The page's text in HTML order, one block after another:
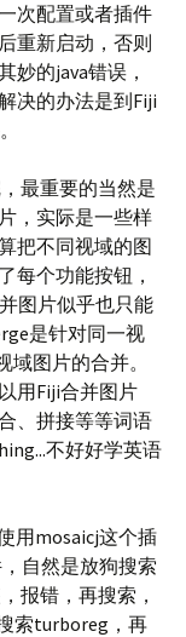
次配置或者插件
重新启动，否则
妙的java错误，
决的办法是到Fiji
最重要的当然是
，实际是一些样
把不同视域的图
每个功能按钮，
图片似乎也只能
是针对同一视
图片的合并。
用Fiji合并图片
、拼接等等词语
不好好学英语
用mosaicj这个插
自然是放狗搜索
报错，再搜索，
索turboreg，再